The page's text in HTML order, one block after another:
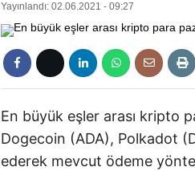
Yayınlandı: 02.06.2021 - 09:27
En büyük eşler arası kripto
Dogecoin (ADA), Polkadot
ederek mevcut ödeme